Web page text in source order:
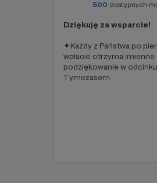
500 dostępnych
Dziękuję za wsparcie!
✦Każdy z Państwa po
wpłacie otrzyma imienne
podziękowanie w
Tymczasem.